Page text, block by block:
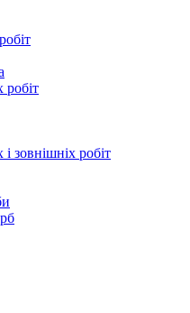
робіт
зовнішніх робіт